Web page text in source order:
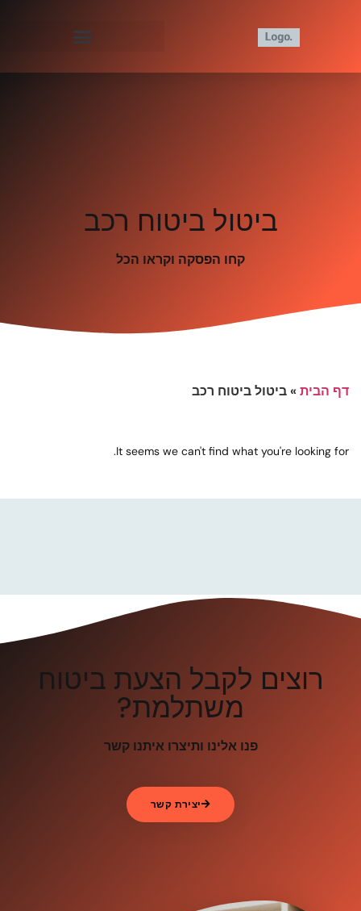
ביטול ביטוח רכב
קחו הפסקה וקראו הכל
דף הבית»ביטול ביטוח רכב
It seems we can't find what you're looking for.
רוצים לקבל הצעת ביטוח
משתלמת?
פנו אלינו ותיצרו איתנו קשר
יצירת קשר